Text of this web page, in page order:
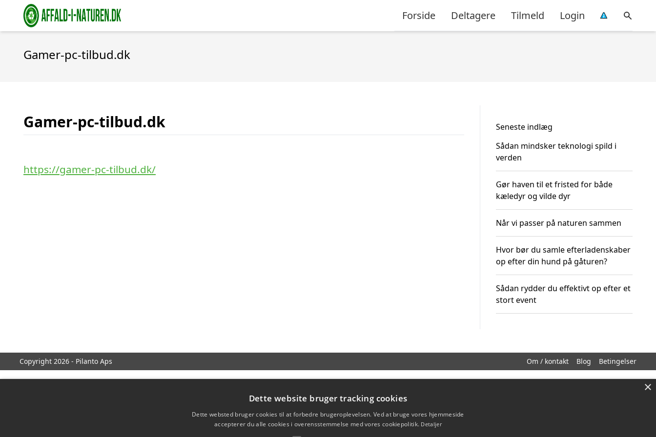
Forside Deltagere Tilmeld Login
Gamer-pc-tilbud.dk
Gamer-pc-tilbud.dk
https://gamer-pc-tilbud.dk/
Seneste indlæg
Sådan mindsker teknologi spild i
verden
Gør haven til et fristed for både
kæledyr og vilde dyr
Når vi passer på naturen sammen
Hvor bør du samle efterladenskaber
op efter din hund på gåturen?
Sådan rydder du effektivt op efter et
stort event
Copyright 2026 - Pilanto Aps Om / kontakt Blog Betingelser
×
Dette website bruger tracking cookies
Dette websted bruger cookies til at forbedre brugeroplevelsen. Ved at bruge vores hjemmeside
accepterer du alle cookies i overensstemmelse med vores cookiepolitik. Detaljer